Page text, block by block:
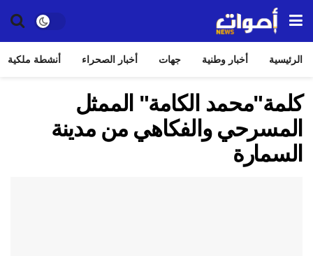
الرئيسية أخبار وطنية جهات أخبار الصحراء أنشطة ملكية
كلمة"محمد الكامة" الممثل
المسرحي والفكاهي من مدينة
السمارة